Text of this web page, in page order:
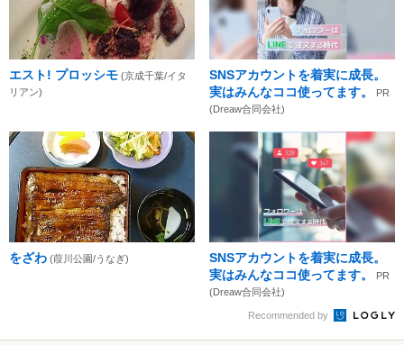
エスト! プロッシモ (京成千葉/イタ
リアン)
SNSアカウントを着実に成長。
実はみんなココ使ってます。
PR
(Dreaw合同会社)
をざわ (葭川公園/うなぎ)
SNSアカウントを着実に成長。
実はみんなココ使ってます。
PR
(Dreaw合同会社)
Recommended by